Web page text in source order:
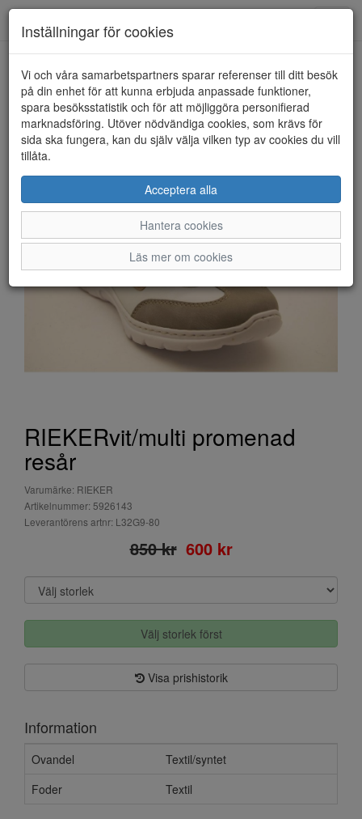
HEM RIEKER
RIEKERvit/multi promenad
resår
Varumärke: RIEKER
Artikelnummer: 5926143
Leverantörens artnr: L32G9-80
850 kr 600 kr
Välj storlek först
Visa prishistorik
Information
Ovandel
Textil/syntet
Foder
Textil
Inställningar för cookies
Vi och våra samarbetspartners sparar referenser till ditt besök
på din enhet för att kunna erbjuda anpassade funktioner,
spara besöksstatistik och för att möjliggöra personifierad
marknadsföring. Utöver nödvändiga cookies, som krävs för
sida ska fungera, kan du själv välja vilken typ av cookies du vill
tillåta.
Acceptera alla
Hantera cookies
Läs mer om cookies